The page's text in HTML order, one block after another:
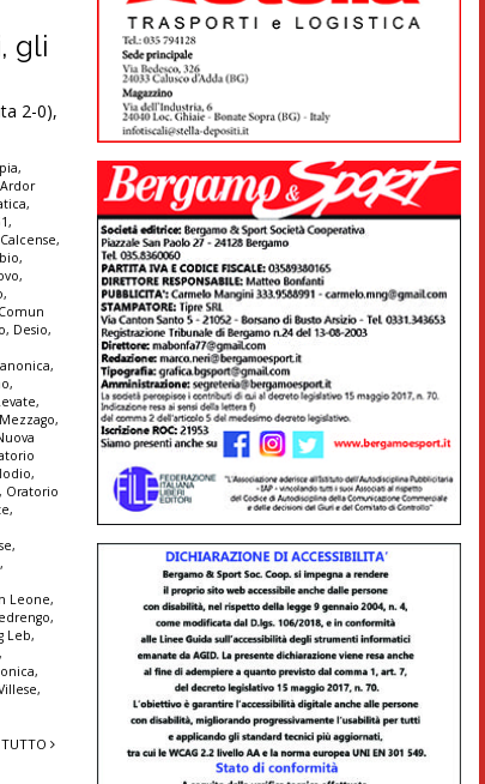
gli
2-0),
,
Ardor
,
,
Calcense,
,
,
,
Comun
, Desio,
,
,
,
Mezzago,
,
, Oratorio
,
,
,
Leone,
,
Leb,
,
,
,
TUTTO